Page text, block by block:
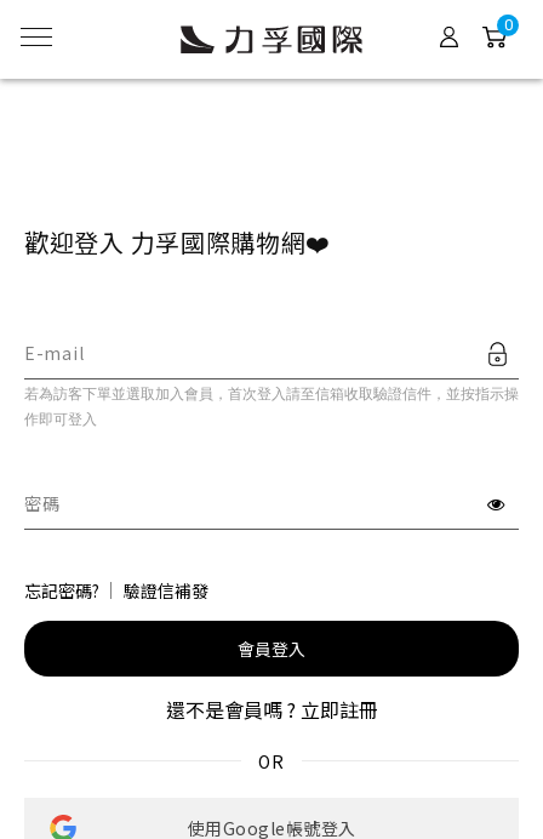
歡迎登入 力孚國際購物網❤️
E-mail
若為訪客下單並選取加入會員，首次登入請至信箱收取驗證信件，並按指示操
作即可登入
密碼
忘記密碼? 驗證信補發
會員登入
還不是會員嗎 ? 立即註冊
使用Google帳號登入
0